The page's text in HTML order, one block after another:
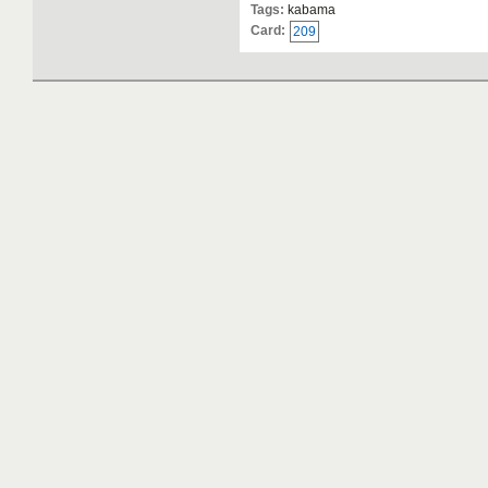
Tags: kabama
Card: 209